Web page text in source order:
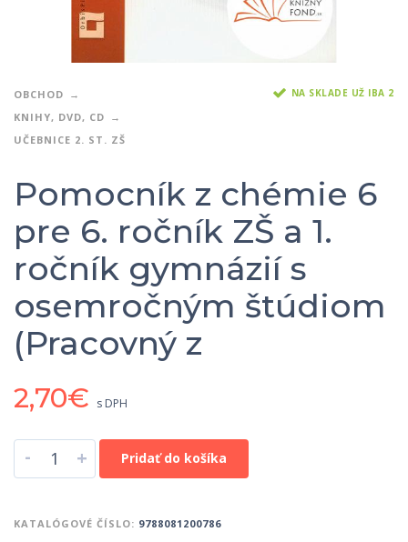
OBCHOD
KNIHY, DVD, CD
UČEBNICE 2. ST. ZŠ
NA SKLADE UŽ IBA 2
Pomocník z chémie 6
pre 6. ročník ZŠ a 1.
ročník gymnázií s
osemročným štúdiom
(Pracovný z
2,70€ s DPH
- + Pridať do košíka
KATALÓGOVÉ ČÍSLO: 9788081200786